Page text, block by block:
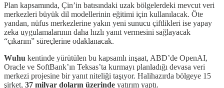
Plan kapsamında, Çin’in batısındaki uzak bölgelerdeki mevcut veri
merkezleri büyük dil modellerinin eğitimi için kullanılacak. Öte
yandan, nüfus merkezlerine yakın yeni sunucu çiftlikleri ise yapay
zeka uygulamalarının daha hızlı yanıt vermesini sağlayacak
“çıkarım” süreçlerine odaklanacak.
Wuhu kentinde yürütülen bu kapsamlı inşaat, ABD’de OpenAI,
Oracle ve SoftBank’ın Teksas’ta kurmayı planladığı devasa veri
merkezi projesine bir yanıt niteliği taşıyor. Halihazırda bölgeye 15
şirket, 37 milyar doların üzerinde yatırım yaptı.